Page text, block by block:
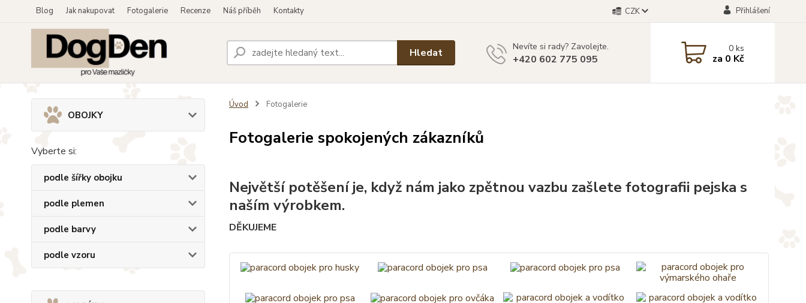
Blog Jak nakupovat Fotogalerie Recenze Náš příběh Kontakty CZK Přihlášení
Hledat Nevíte si rady? Zavolejte.
+420 602 775 095
0ks
za 0 Kč
OBOJKY
Vyberte si:
podle šířky obojku
podle plemen
podle barvy
podle vzoru
Úvod Fotogalerie
Fotogalerie spokojených zákazníků
Největší potěšení je, když nám jako zpětnou vazbu zašlete fotografii pejska s
naším výrobkem.
DĚKUJEME